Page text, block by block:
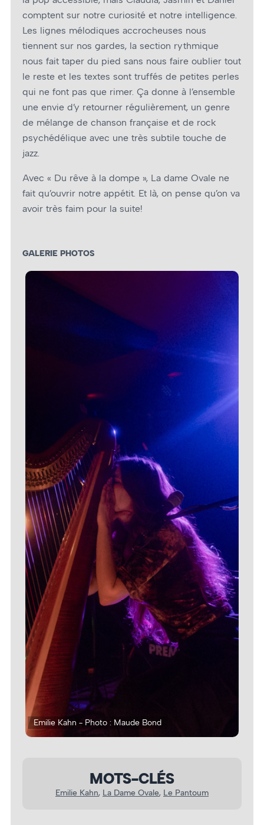
comptent sur notre curiosité et notre intelligence.
Les lignes mélodiques accrocheuses nous
tiennent sur nos gardes, la section rythmique
nous fait taper du pied sans nous faire oublier tout
le reste et les textes sont truffés de petites perles
qui ne font pas que rimer. Ça donne à l’ensemble
une envie d’y retourner régulièrement, un genre
de mélange de chanson française et de rock
psychédélique avec une très subtile touche de
jazz.
Avec « Du rêve à la dompe », La dame Ovale ne
fait qu’ouvrir notre appétit. Et là, on pense qu’on va
avoir très faim pour la suite!
GALERIE PHOTOS
Emilie Kahn - Photo : Maude Bond
MOTS-CLÉS
Emilie Kahn, La Dame Ovale, Le Pantoum